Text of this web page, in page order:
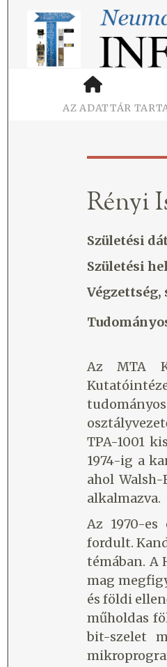
Rényi
Születési
Születési
Végzettség,
Az MTA
TPA-1001
1974-ig a
ahol
alkalmazva.
Az 1970-
fordult.
témában. A
mag
és földi
műholdas
bit-szelet